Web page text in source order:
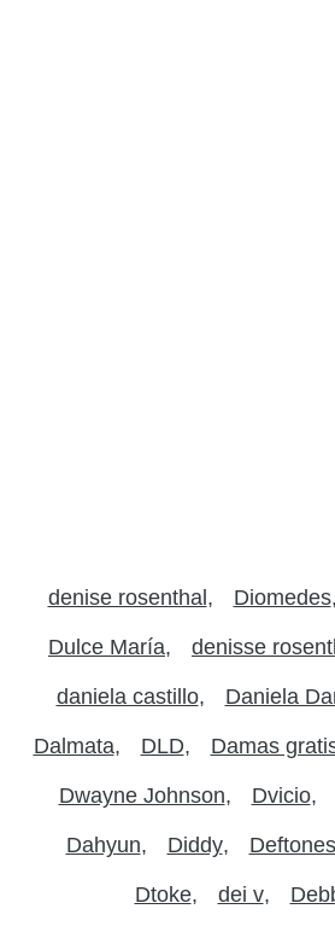
denise rosenthal Diomedes
Dulce María denisse
daniela castillo Daniela
Dalmata DLD Damas
Dwayne Johnson Dvicio
Dahyun Diddy Deftones
Dtoke dei v